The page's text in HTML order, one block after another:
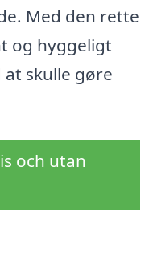
Med den rette
og hyggeligt
skulle gøre
och utan